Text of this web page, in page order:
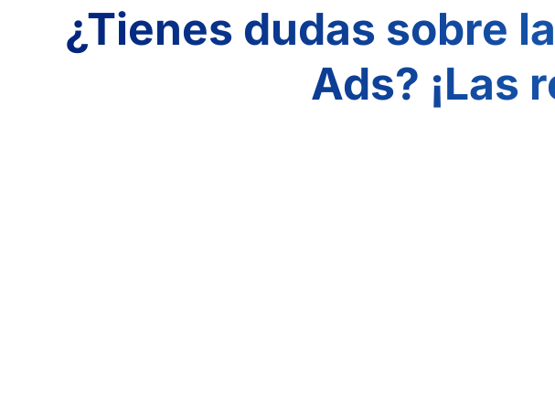
¿Tienes dudas sobre
Ads? ¡Las